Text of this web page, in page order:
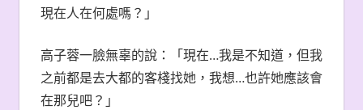
現在人在何處嗎？」
高子蓉一臉無辜的說：「現在…我是不知道，但我
之前都是去大都的客棧找她，我想…也許她應該會
在那兒吧？」